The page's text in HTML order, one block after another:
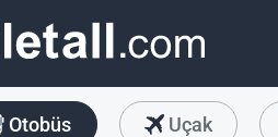
Otobüs Uçak